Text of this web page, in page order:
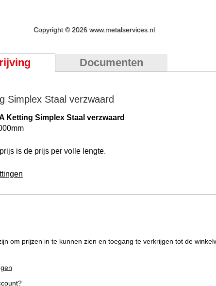
Copyright © 2026 www.metalservices.nl
Documenten
Simplex Staal verzwaard
Ketting Simplex Staal verzwaard
is de prijs per volle lengte.
om prijzen in te kunnen zien en toegang te verkrijgen tot de